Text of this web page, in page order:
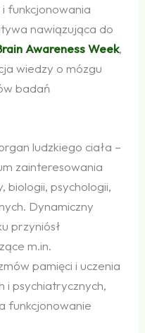
funkcjonowania
nawiązująca do
Awareness Week,
wiedzy o mózgu
badań
ludzkiego ciała –
zainteresowania
biologii, psychologii,
Dynamiczny
przyniósł
m.in.
pamięci i uczenia
i psychiatrycznych,
funkcjonowanie